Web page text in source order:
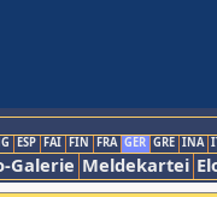
ESP FAI FIN FRA GER GRE INA
Galerie Meldekartei